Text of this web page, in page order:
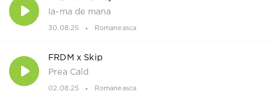
Ia-ma de mana
30.08.25 Romaneasca
FRDM x Skip
Prea Cald
02.08.25 Romaneasca